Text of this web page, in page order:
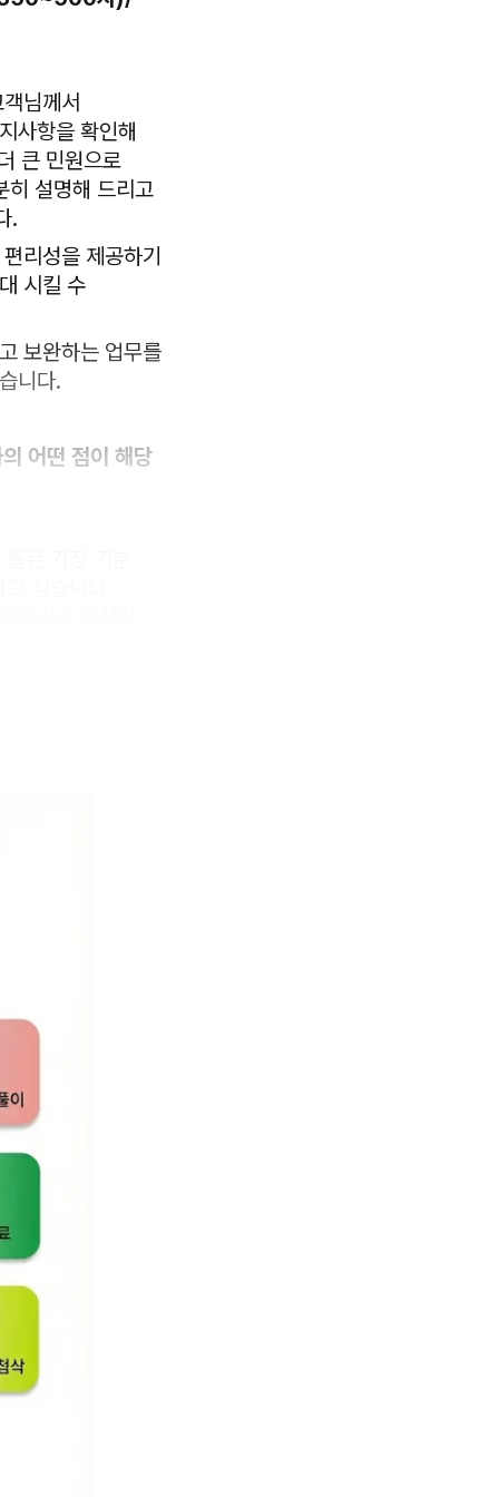
님께서
사항을 확인해
큰 민원으로
히 설명해 드리고
.
리성을 제공하기
시킬 수
보완하는 업무를
니다.
어떤 점이 해당
싶습니다.